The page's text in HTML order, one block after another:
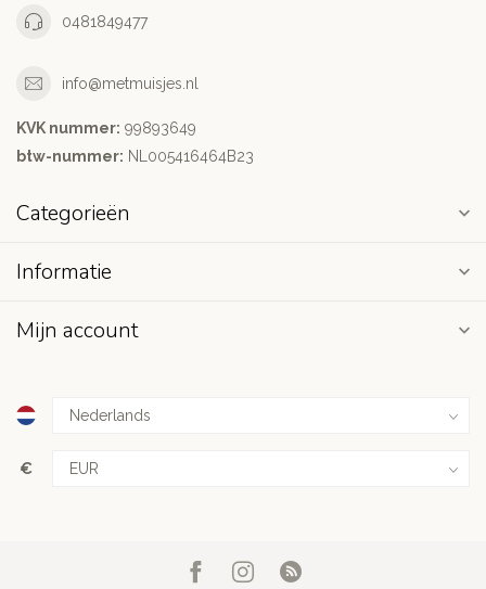
0481849477
info@metmuisjes.nl
KVK nummer: 99893649
btw-nummer: NL005416464B23
Categorieën
Informatie
Mijn account
€